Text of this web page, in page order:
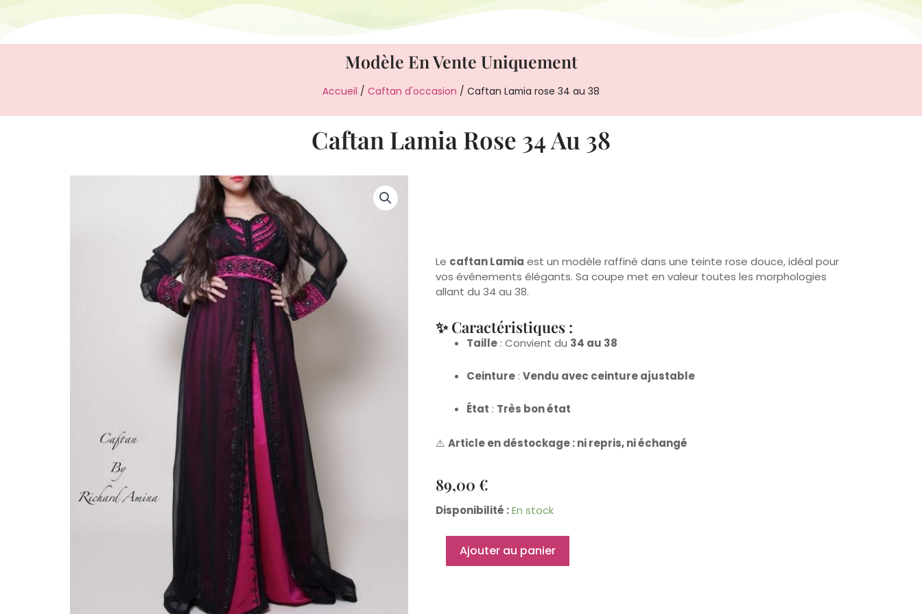
Modèle En Vente Uniquement
Accueil / Caftan d'occasion / Caftan Lamia rose 34 au 38
Caftan Lamia Rose 34 Au 38
Le caftan Lamia est un modèle raffiné dans une teinte rose douce, idéal pour
vos événements élégants. Sa coupe met en valeur toutes les morphologies
allant du 34 au 38.
✨ Caractéristiques :
Taille : Convient du 34 au 38
Ceinture : Vendu avec ceinture ajustable
État : Très bon état
⚠️ Article en déstockage : ni repris, ni échangé
89,00 €
Disponibilité :En stock
quantité
Caftan
Lamia
rose
Ajouter au panier